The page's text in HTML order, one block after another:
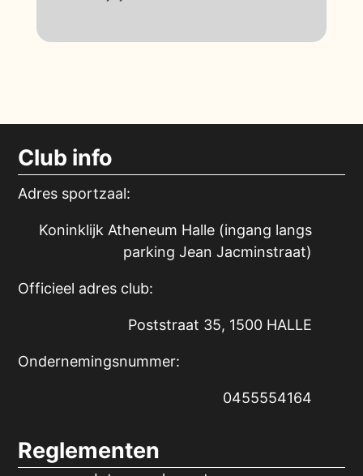
Club info
Adres sportzaal:
Koninklijk Atheneum Halle (ingang langs
parking Jean Jacminstraat)
Officieel adres club:
Poststraat 35, 1500 HALLE
Ondernemingsnummer:
0455554164
Reglementen